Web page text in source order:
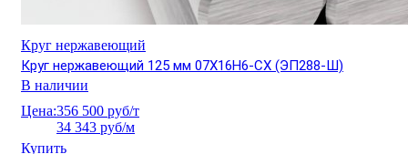
Круг нержавеющий
Круг нержавеющий 125 мм 07Х16Н6-СХ (ЭП288-Ш)
В наличии
Цена:356 500 руб/т
34 343 руб/м
Купить